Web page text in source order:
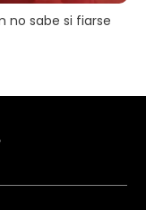
no sabe si fiarse